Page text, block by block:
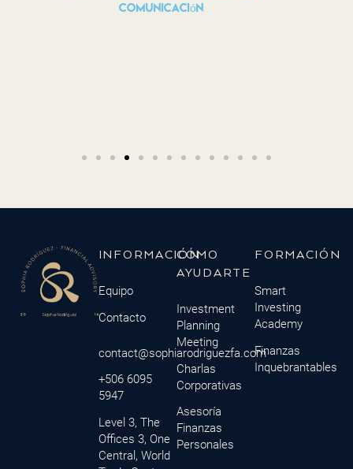
Comunicación
INFORMACIÓN
Equipo
Contacto
contact@sophiarodriguezfa.com
+506 6095
5947
Level 3, The
Offices 3, One
Central, World
CÓMO
AYUDARTE
Investment
Planning
Meeting
Charlas
Corporativas
Asesoría
Finanzas
Personales
FORMACIÓN
Smart
Investing
Academy
Finanzas
Inquebrantables